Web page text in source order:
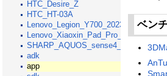
ベン
HTC_Desire_Z
HTC_HT-03A
Lenovo_Legion_Y700_2023
Lenovo_Xiaoxin_Pad_Pro_GT_2025
SHARP_AQUOS_sense4_lite
adk
app